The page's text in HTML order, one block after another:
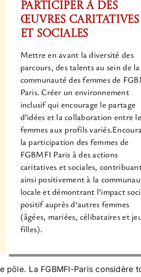
Participer à des
Œuvres Caritatives
et Sociales
Mettre en avant la diversité des
parcours, des talents au sein de la
communauté des femmes de
Paris. Créer un environnement
inclusif qui encourage le partage
d’idées et la collaboration entre
femmes aux profils
la participation des femmes de
FGBMFI Paris à des actions
caritatives et sociales,
ainsi positivement à la
locale et démontrant l’impact
positif auprès d’autres femmes
(âgées, mariées, célibataires et
filles).
La FGBMFI-Paris considère